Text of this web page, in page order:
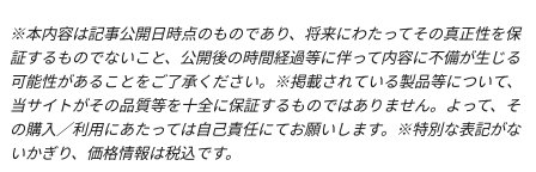
※本内容は記事公開日時点のものであり、将来にわたってその真正性を保
証するものでないこと、公開後の時間経過等に伴って内容に不備が生じる
可能性があることをご了承ください。※掲載されている製品等について、
当サイトがその品質等を十全に保証するものではありません。よって、そ
の購入／利用にあたっては自己責任にてお願いします。※特別な表記がな
いかぎり、価格情報は税込です。